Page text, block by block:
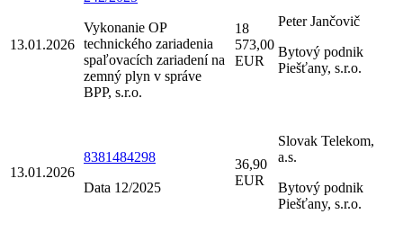
13.01.2026
Vykonanie OP
technického zariadenia
spaľovacích zariadení na
zemný plyn v správe
BPP, s.r.o.
18
573,00
EUR
Peter Jančovič
Bytový podnik
Piešťany, s.r.o.
13.01.2026
8381484298
Data 12/2025
36,90
EUR
Slovak Telekom,
a.s.
Bytový podnik
Piešťany, s.r.o.